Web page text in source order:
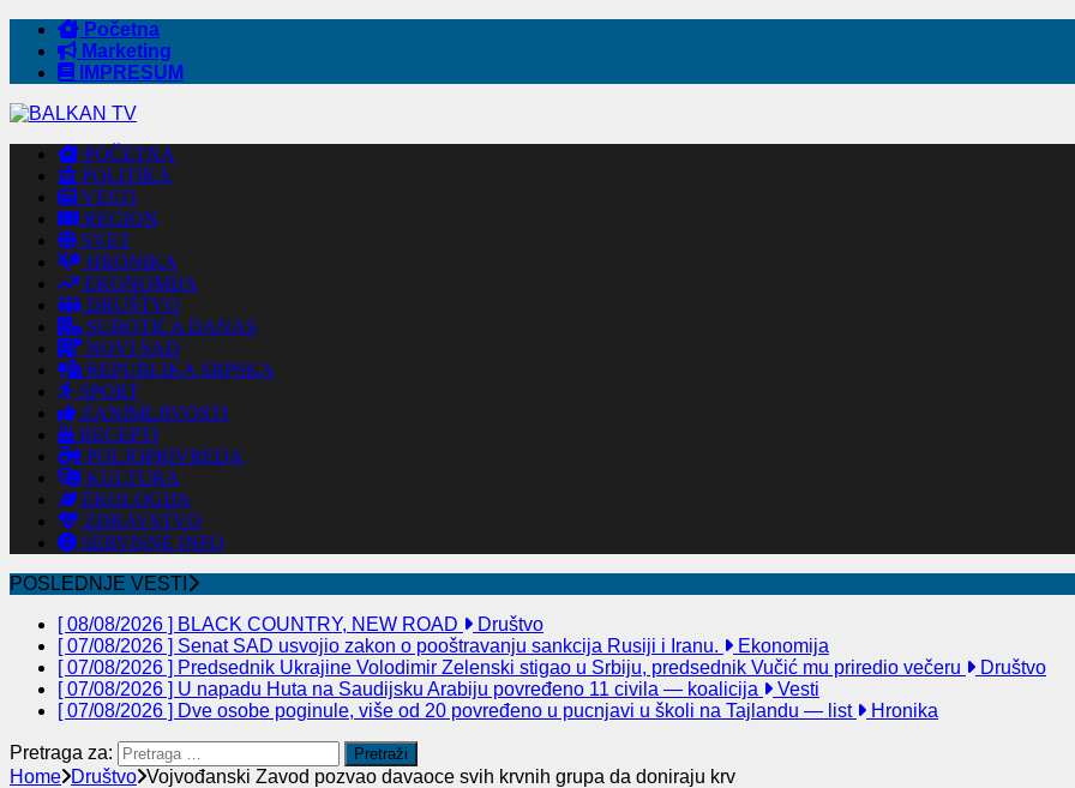
Početna
Marketing
IMPRESUM
POČETNA
POLITIKA
VESTI
REGION
SVET
HRONIKA
EKONOMIJA
DRUŠTVO
SUBOTICA DANAS
NOVI SAD
REPUBLIKA SRPSKA
SPORT
ZANIMLJIVOSTI
RECEPTI
POLJOPRIVREDA
KULTURA
EKOLOGIJA
ZDRAVSTVO
SERVISNE INFO
POSLEDNJE VESTI
[ 08/08/2026 ] BLACK COUNTRY, NEW ROAD
Društvo
[ 07/08/2026 ] Senat SAD usvojio zakon o pooštravanju sankcija Rusiji i Iranu.
Ekonomija
[ 07/08/2026 ] Predsednik Ukrajine Volodimir Zelenski stigao u Srbiju, predsednik Vučić mu priredio večeru
Društvo
[ 07/08/2026 ] U napadu Huta na Saudijsku Arabiju povređeno 11 civila — koalicija
Vesti
[ 07/08/2026 ] Dve osobe poginule, više od 20 povređeno u pucnjavi u školi na Tajlandu — list Hronika
Pretraga za:
Home Društvo Vojvođanski Zavod pozvao davaoce svih krvnih grupa da doniraju krv